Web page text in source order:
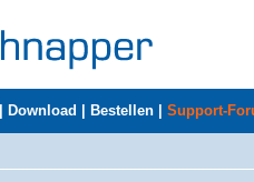
Download Bestellen Support-